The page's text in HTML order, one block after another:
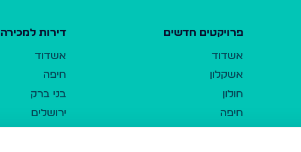
פרויקטים חדשים
אשדוד
אשקלון
חולון
חיפה
דירות למכירה
אשדוד
חיפה
בני ברק
ירושלים